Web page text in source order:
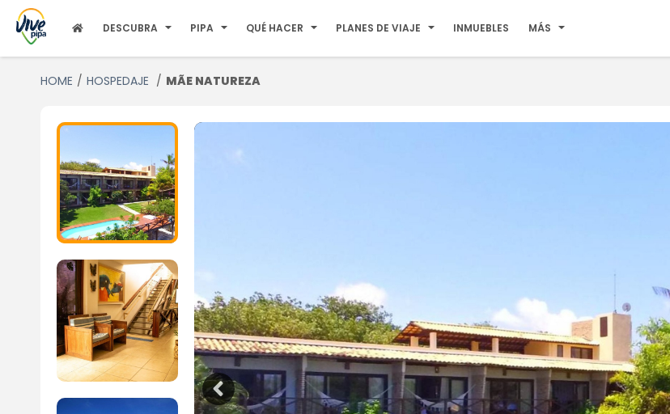
DESCUBRA PIPA QUÉ HACER PLANES DE VIAJE INMUEBLES MÁS
HOME HOSPEDAJE MÃE NATUREZA